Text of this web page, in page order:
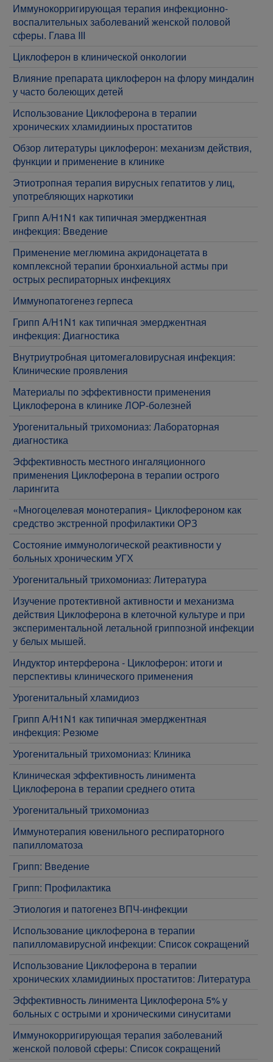
Иммунокорригирующая терапия инфекционно-
воспалительных заболеваний женской половой
сферы. Глава III
Циклоферон в клинической онкологии
Влияние препарата циклоферон на флору миндалин
у часто болеющих детей
Использование Циклоферона в терапии
хронических хламидииных простатитов
Обзор литературы циклоферон: механизм действия,
функции и применение в клинике
Этиотропная терапия вирусных гепатитов у лиц,
употребляющих наркотики
Грипп A/H1N1 как типичная эмерджентная
инфекция: Введение
Применение меглюмина акридонацетата в
комплексной терапии бронхиальной астмы при
острых респираторных инфекциях
Иммунопатогенез герпеса
Грипп A/H1N1 как типичная эмерджентная
инфекция: Диагностика
Внутриутробная цитомегаловирусная инфекция:
Клинические проявления
Материалы по эффективности применения
Циклоферона в клинике ЛОР-болезней
Урогенитальный трихомониаз: Лабораторная
диагностика
Эффективность местного ингаляционного
применения Циклоферона в терапии острого
ларингита
«Многоцелевая монотерапия» Циклофероном как
средство экстренной профилактики ОРЗ
Состояние иммунологической реактивности у
больных хроническим УГХ
Урогенитальный трихомониаз: Литература
Изучение протективной активности и механизма
действия Циклоферона в клеточной культуре и при
экспериментальной летальной гриппозной инфекции
у белых мышей.
Индуктор интерферона - Циклоферон: итоги и
перспективы клинического применения
Урогенитальный хламидиоз
Грипп A/H1N1 как типичная эмерджентная
инфекция: Рeзюме
Урогенитальный трихомониаз: Клиника
Клиническая эффективность линимента
Циклоферона в терапии среднего отита
Урогенитальный трихомониаз
Иммунотерапия ювенильного респираторного
папилломатоза
Грипп: Введение
Грипп: Профилактика
Этиология и патогенез ВПЧ-инфекции
Использование циклоферона в терапии
папилломавирусной инфекции: Список сокращений
Использование Циклоферона в терапии
хронических хламидииных простатитов: Литература
Эффективность линимента Циклоферона 5% у
больных с острыми и хроническими синуситами
Иммунокорригирующая терапия заболеваний
женской половой сферы: Список сокращений